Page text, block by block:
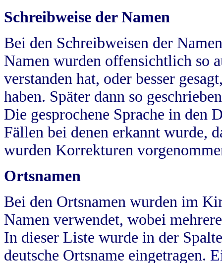
Schreibweise der Namen
Bei den Schreibweisen der
Namen wurden offensichtlich so
verstanden hat, oder besser
haben. Später dann so
Die gesprochene Sprache in
Fällen bei denen erkannt wurde,
wurden Korrekturen
Ortsnamen
Bei den Ortsnamen wurden im
Namen verwendet, wobei
In dieser Liste wurde in der
deutsche Ortsname eingetragen.